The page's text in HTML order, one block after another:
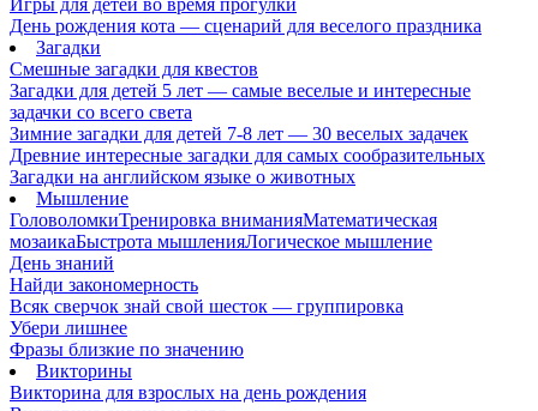
Игры для детей во время прогулки
День рождения кота — сценарий для веселого праздника
Загадки
Смешные загадки для квестов
Загадки для детей 5 лет — самые веселые и интересные
задачки со всего света
Зимние загадки для детей 7-8 лет — 30 веселых задачек
Древние интересные загадки для самых сообразительных
Загадки на английском языке о животных
Мышление
ГоловоломкиТренировка вниманияМатематическая
мозаикаБыстрота мышленияЛогическое мышление
День знаний
Найди закономерность
Всяк сверчок знай свой шесток — группировка
Убери лишнее
Фразы близкие по значению
Викторины
Викторина для взрослых на день рождения